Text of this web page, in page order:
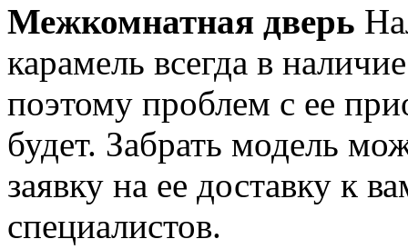
Межкомнатная дверь
карамель всегда в
поэтому проблем с ее
будет. Забрать модель
заявку на ее доставку к
специалистов.